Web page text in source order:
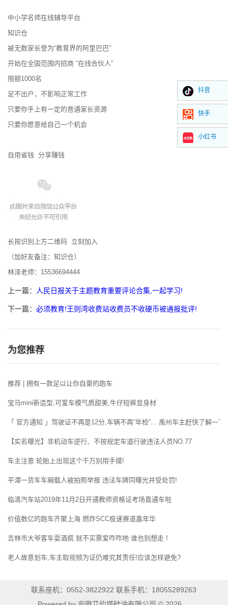
中小学名师在线辅导平台
知识仓
被无数家长誉为“教育界的阿里巴巴”
开始在全国范围内招商 “在线合伙人”
限额1000名
足不出户，不影响正常工作
只要你手上有一定的普通家长资源
只要你愿意给自己一个机会
自用省钱 分享赚钱
长按识别上方二维码 立刻加入
（加好友备注：知识仓）
林泽老师：15536694444
上一篇： 人民日报关于主题教育重要评论合集,一起学习!
下一篇： 必须教育!王则湾收费站收费员不收硬币被通报批评!
为您推荐
推荐 | 拥有一款足以让你自豪的跑车
宝马mini新造型,可爱车模气质甜美,牛仔短裤显身材
「 官方通知 」驾驶证不再是12分,车辆不再“年检”... 禹州车主赶快了解一下!
【实名曝光】非机动车逆行、不按规定车道行驶违法人员NO.77
车主注意:轮胎上出现这个千万别用手摸!
平潭一货车车厢载人被拍照举报 违法车牌同曝光并受处罚!
临清汽车站2019年11月2日开通教师资格证考场直通车啦
价值数亿的跑车齐聚上海 燃炸SCC极速赛道嘉年华
吉林市大爷客车耍酒疯 就不买票爱咋咋地 谁也别想走 !
老人故意划车,车主取视频为证仍难究其责任!应该怎样避免?
联系座机：0552-3822922 联系手机：18055289263
抖音
快手
小红书